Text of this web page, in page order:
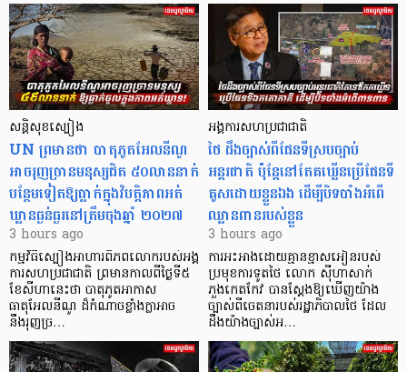
សន្តិសុខស្បៀង
UN ព្រមានថា បាតុភូតអែលនីណូ
អាចរុញច្រានមនុស្សជិត ៥០លាននាក់
បន្ថែមទៀតឱ្យធ្លាក់ក្នុងវិបត្តិ​ភាពអត់
ឃ្លានធ្ងន់ធ្ងរនៅត្រឹមចុងឆ្នាំ ២០២៧
3 hours ago
កម្មវិធីស្បៀងអាហារពិភពលោករបស់អង្គ
ការសហប្រជាជាតិ ព្រមាន​កាលពីថ្ងៃទី៥
ខែសីហានេះថា បាតុភូតអាកាស
ធាតុអែលនីណូ ដ៏កំណាចខ្លាំងក្លាអាច
នឹងរុញច្រ…
អង្គការសហប្រជាជាតិ
ថៃ ដឹងច្បាស់ពីផែនទីស្របច្បាប់
អន្តរជាតិ ប៉ុន្តែនៅតែគឃ្លើនប្រើផែនទី
គូសដោយខ្លួនឯង ដើម្បីបិទបាំងអំពើ
ឈ្លានពានរបស់ខ្លួន
3 hours ago
ការអះអាងដោយគ្មានខ្មាសអៀនរបស់
ប្រមុខការទូតថៃ លោក ស៊ីហាសាក់
ភួងកេតកែវ បានស្តែងឱ្យឃើញយ៉ាង
ច្បាស់ពីចេតនារបស់រដ្ឋាភិបាលថៃ ដែល
ដឹងយ៉ាងច្បាស់អ…